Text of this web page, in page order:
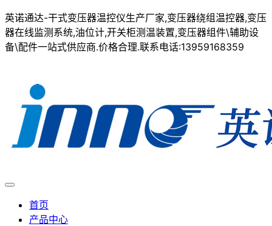
英诺通达-干式变压器温控仪生产厂家,变压器绕组温控器,变压
器在线监测系统,油位计,开关柜测温装置,变压器组件\辅助设
备\配件一站式供应商.价格合理.联系电话:13959168359
首页
产品中心